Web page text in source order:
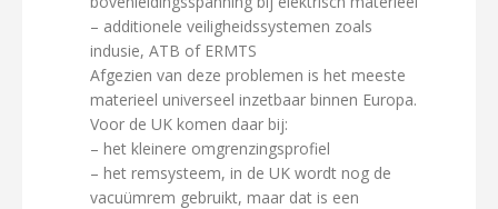
– additionele veiligheidssystemen zoals
indusie, ATB of ERMTS
Afgezien van deze problemen is het meeste
materieel universeel inzetbaar binnen Europa.
Voor de UK komen daar bij:
– het kleinere omgrenzingsprofiel
– het remsysteem, in de UK wordt nog de
vacuümrem gebruikt, maar dat is een